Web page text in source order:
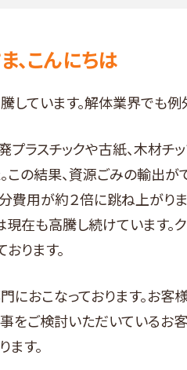
、こんにちは
しています。解体業界でも例
プラスチックや古紙、木材
この結果、資源ごみの輸出
費用が約２倍に跳ね上がり
在も高騰し続けています。
ります。
におこなっております。お
事をご検討いただいている
す。